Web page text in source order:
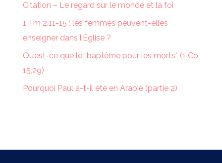
Citation – Le regard sur le monde et la foi
1 Tm 2,11-15 : les femmes peuvent-elles
enseigner dans l’Église ?
Qu’est-ce que le “baptême pour les morts” (1 Co
15,29)
Pourquoi Paul a-t-il été en Arabie (partie 2)